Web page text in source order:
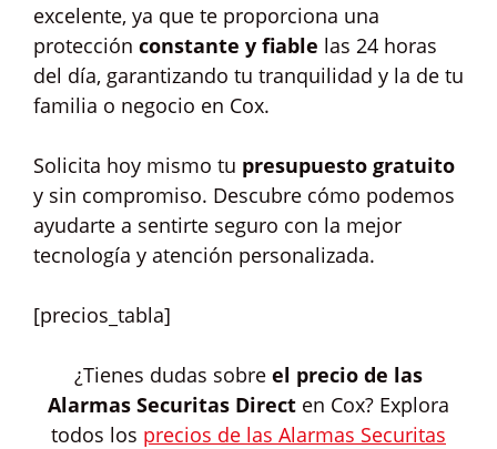
excelente, ya que te proporciona una
protección constante y fiable las 24 horas
del día, garantizando tu tranquilidad y la de tu
familia o negocio en Cox.
Solicita hoy mismo tu presupuesto gratuito
y sin compromiso. Descubre cómo podemos
ayudarte a sentirte seguro con la mejor
tecnología y atención personalizada.
[precios_tabla]
¿Tienes dudas sobre el precio de las
Alarmas Securitas Direct en Cox? Explora
todos los precios de las Alarmas Securitas